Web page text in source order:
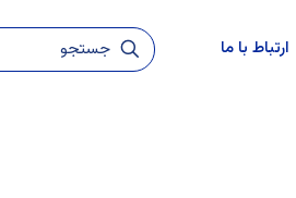
ارتباط با ما